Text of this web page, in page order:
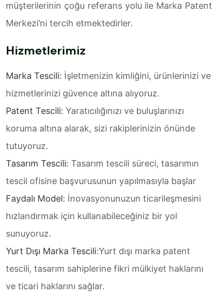
müşterilerinin çoğu referans yolu ile Marka Patent
Merkezi’ni tercih etmektedirler.
Hizmetlerimiz
Marka Tescili: İşletmenizin kimliğini, ürünlerinizi ve
hizmetlerinizi güvence altına alıyoruz.
Patent Tescili: Yaratıcılığınızı ve buluşlarınızı
koruma altına alarak, sizi rakiplerinizin önünde
tutuyoruz.
Tasarım Tescili: Tasarım tescili süreci, tasarımın
tescil ofisine başvurusunun yapılmasıyla başlar
Faydalı Model: İnovasyonunuzun ticarileşmesini
hızlandırmak için kullanabileceğiniz bir yol
sunuyoruz.
Yurt Dışı Marka Tescili:Yurt dışı marka patent
tescili, tasarım sahiplerine fikri mülkiyet haklarını
ve ticari haklarını sağlar.